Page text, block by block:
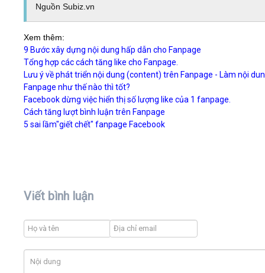
Nguồn Subiz.vn
Xem thêm:
9 Bước xây dựng nội dung hấp dẫn cho Fanpage
Tổng hợp các cách tăng like cho Fanpage.
Lưu ý về phát triển nội dung (content) trên Fanpage - Làm nội
Fanpage như thế nào thì tốt?
Facebook dừng việc hiển thị số lượng like của 1 fanpage.
Cách tăng lượt bình luận trên Fanpage
5 sai lầm"giết chết" fanpage Facebook
Viết bình luận